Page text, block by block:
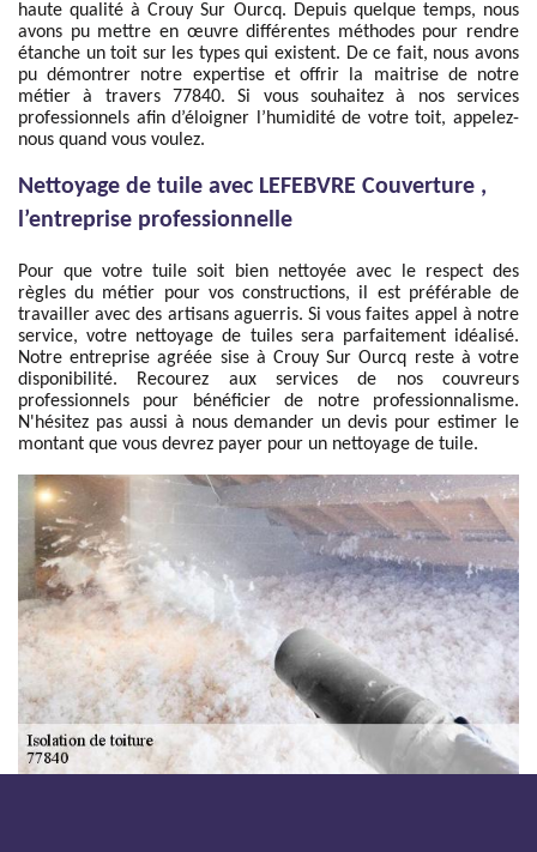
haute qualité à Crouy Sur Ourcq. Depuis quelque temps, nous
avons pu mettre en œuvre différentes méthodes pour rendre
étanche un toit sur les types qui existent. De ce fait, nous avons
pu démontrer notre expertise et offrir la maitrise de notre
métier à travers 77840. Si vous souhaitez à nos services
professionnels afin d’éloigner l’humidité de votre toit, appelez-
nous quand vous voulez.
Nettoyage de tuile avec LEFEBVRE Couverture ,
l’entreprise professionnelle
Pour que votre tuile soit bien nettoyée avec le respect des
règles du métier pour vos constructions, il est préférable de
travailler avec des artisans aguerris. Si vous faites appel à notre
service, votre nettoyage de tuiles sera parfaitement idéalisé.
Notre entreprise agréée sise à Crouy Sur Ourcq reste à votre
disponibilité. Recourez aux services de nos couvreurs
professionnels pour bénéficier de notre professionnalisme.
N'hésitez pas aussi à nous demander un devis pour estimer le
montant que vous devrez payer pour un nettoyage de tuile.